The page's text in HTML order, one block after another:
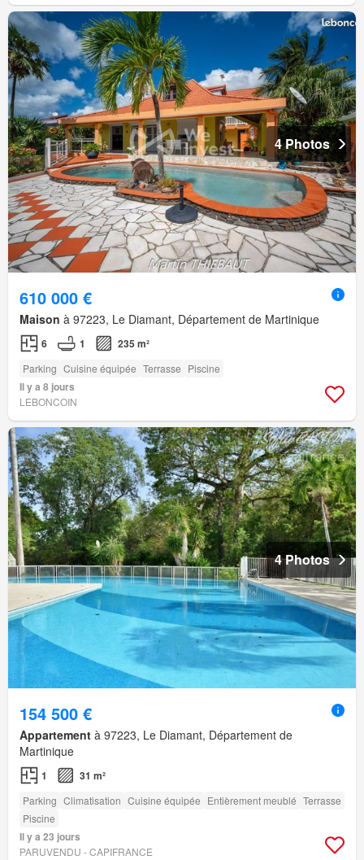
4 Photos
610 000 €
Maison à 97223, Le Diamant, Département de Martinique
6 1 235 m²
Parking Cuisine équipée Terrasse Piscine
Il y a 8 jours
LEBONCOIN
4 Photos
154 500 €
Appartement à 97223, Le Diamant, Département de
Martinique
1 31 m²
Parking Climatisation Cuisine équipée Entièrement meublé Terrasse
Piscine
Il y a 23 jours
PARUVENDU - CAPIFRANCE